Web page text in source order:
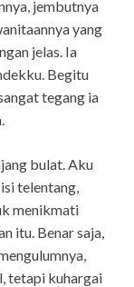
jembutnya
yang
jelas. Ia
Begitu
tegang ia
bulat. Aku
telentang,
menikmati
itu. Benar saja,
tetapi kuhargai